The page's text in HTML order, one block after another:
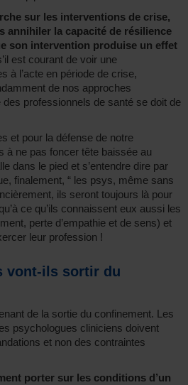
sur les interventions de crise,
annihiler la capacité de résilience
son intervention produise un effet
est courant de voir une
à l’acte en période de crise,
de nos approches
des professionnels de santé se doit de
et pour la défense de notre
à ne pas foncer tête baissée au
dans le pied et s’entendre dire par
finalement, “ les psys, même sans
ils seront toujours là pour
ce qu’ils connaissent eux aussi les
perte d’empathie et de sens) et
leur profession !
vont-ils sortir du
de la sortie du confinement. Les
psychologues cliniciens doivent
et non des contraintes
porter sur les conditions d’un